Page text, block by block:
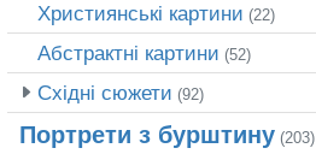
Християнські картини (22)
Абстрактні картини (52)
Східні сюжети (92)
Портрети з бурштину(203)